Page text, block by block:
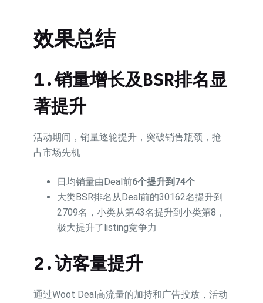
效果总结
1.销量增长及BSR排名显
著提升
活动期间，销量逐轮提升，突破销售瓶颈，抢
占市场先机
日均销量由Deal前6个提升到74个
大类BSR排名从Deal前的30162名提升到
2709名，小类从第43名提升到小类第8，
极大提升了listing竞争力
2.访客量提升
通过Woot Deal高流量的加持和广告投放，活动